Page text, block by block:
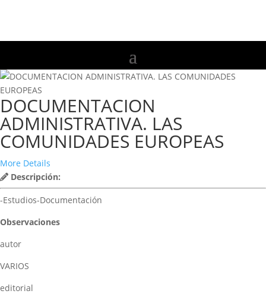
DOCUMENTACION
ADMINISTRATIVA. LAS
COMUNIDADES EUROPEAS
More Details
Descripción:
-Estudios-Documentación
Observaciones
autor
VARIOS
editorial